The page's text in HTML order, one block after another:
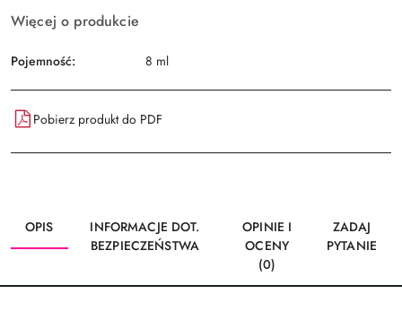
Więcej o produkcie
Pojemność: 8 ml
Pobierz produkt do PDF
OPIS
INFORMACJE DOT.
BEZPIECZEŃSTWA
OPINIE I
OCENY
(0)
ZADAJ
PYTANIE